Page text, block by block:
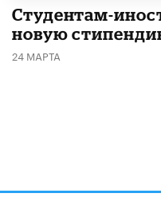
Студентам-
новую
24 МАРТА